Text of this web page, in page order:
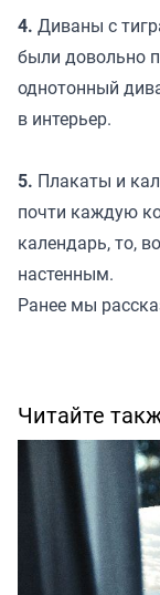
4. Диваны с
были довольно
однотонный
в интерьер.
5. Плакаты и
почти каждую
календарь, то,
настенным.
Ранее мы
Читайте